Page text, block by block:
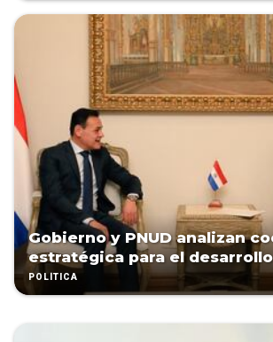
Gobierno y PNUD analizan
estratégica para el
POLÍTICA